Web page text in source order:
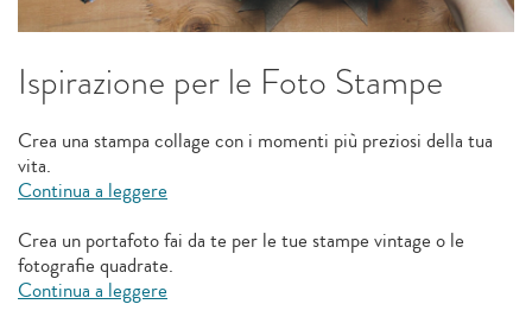
Ispirazione per le Foto Stampe
Crea una stampa collage con i momenti più preziosi della tua
vita.
Continua a leggere
Crea un portafoto fai da te per le tue stampe vintage o le
fotografie quadrate.
Continua a leggere